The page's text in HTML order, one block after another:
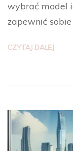
wybrać model
zapewnić
CZYTAJ DALEJ